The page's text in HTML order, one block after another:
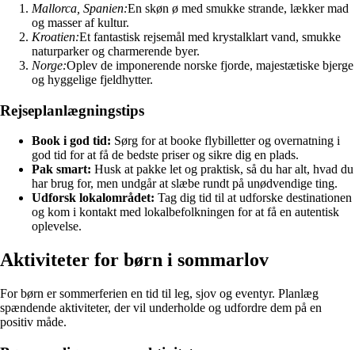
Mallorca, Spanien:En skøn ø med smukke strande, lækker mad
og masser af kultur.
Kroatien:Et fantastisk rejsemål med krystalklart vand, smukke
naturparker og charmerende byer.
Norge:Oplev de imponerende norske fjorde, majestætiske bjerge
og hyggelige fjeldhytter.
Rejseplanlægningstips
Book i god tid: Sørg for at booke flybilletter og overnatning i
god tid for at få de bedste priser og sikre dig en plads.
Pak smart: Husk at pakke let og praktisk, så du har alt, hvad du
har brug for, men undgår at slæbe rundt på unødvendige ting.
Udforsk lokalområdet: Tag dig tid til at udforske destinationen
og kom i kontakt med lokalbefolkningen for at få en autentisk
oplevelse.
Aktiviteter for børn i sommarlov
For børn er sommerferien en tid til leg, sjov og eventyr. Planlæg
spændende aktiviteter, der vil underholde og udfordre dem på en
positiv måde.